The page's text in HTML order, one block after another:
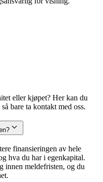
eller kjøpet? Her kan du
bare ta kontakt med oss.
finansieringen av hele
hva du har i egenkapital.
innen meldefristen, og du